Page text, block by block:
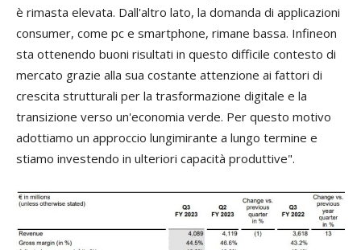
è rimasta elevata. Dall'altro lato, la domanda di applicazioni
consumer, come pc e smartphone, rimane bassa. Infineon
sta ottenendo buoni risultati in questo difficile contesto di
mercato grazie alla sua costante attenzione ai fattori di
crescita strutturali per la trasformazione digitale e la
transizione verso un'economia verde. Per questo motivo
adottiamo un approccio lungimirante a lungo termine e
stiamo investendo in ulteriori capacità produttive".